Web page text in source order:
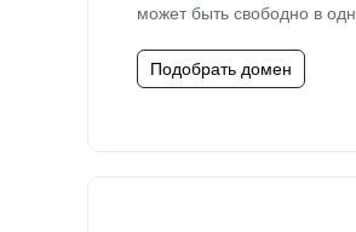
может быть свободно в
Подобрать домен